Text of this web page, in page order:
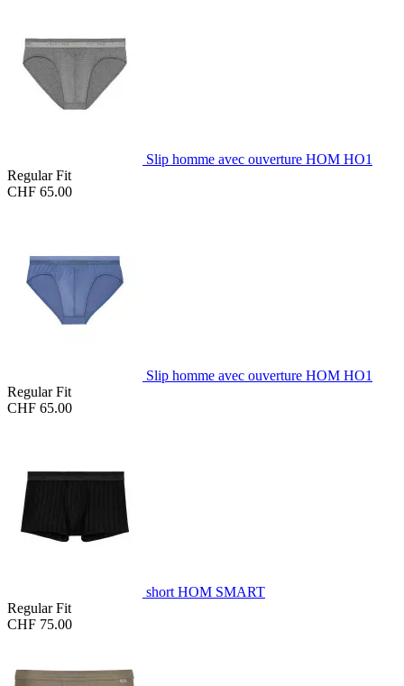
Slip homme avec ouverture HOM HO1
Regular Fit
CHF 65.00
Slip homme avec ouverture HOM HO1
Regular Fit
CHF 65.00
short HOM SMART
Regular Fit
CHF 75.00